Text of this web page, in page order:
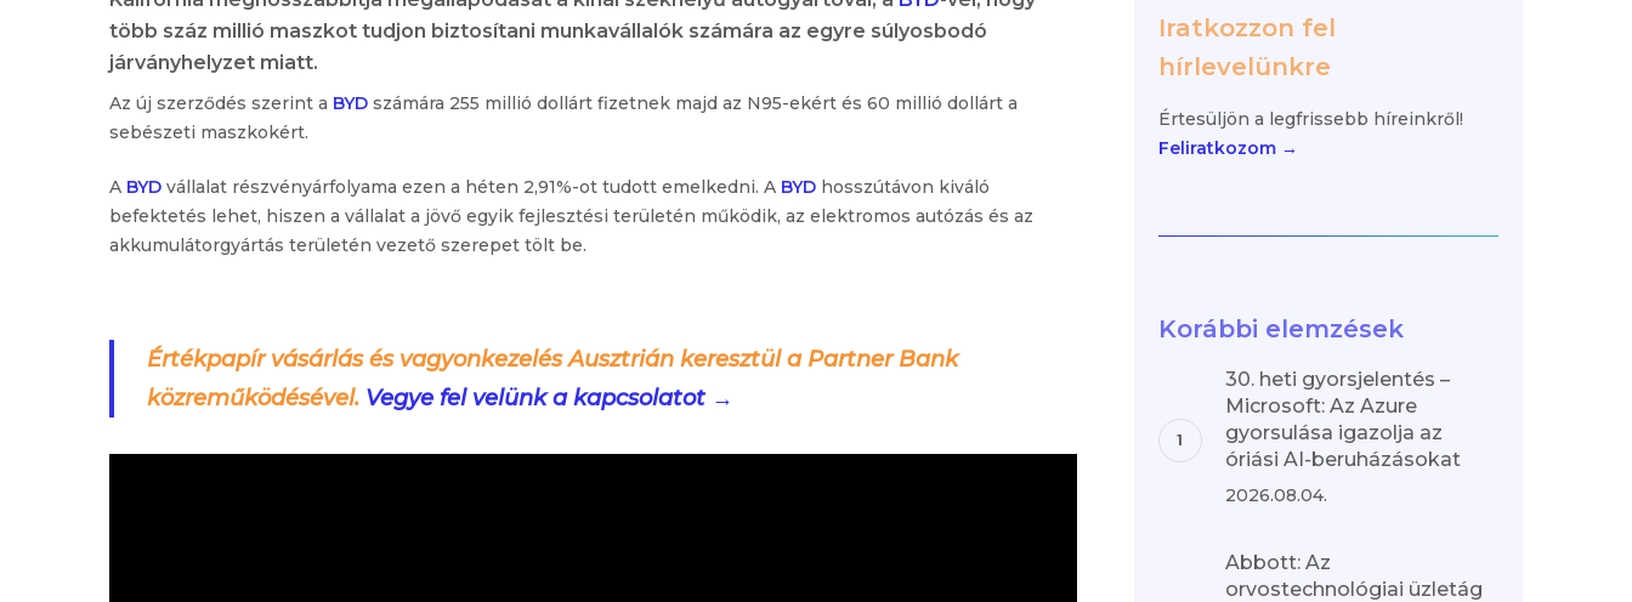
több száz millió maszkot tudjon biztosítani munkavállalók számára az egyre súlyosbodó
járványhelyzet miatt.
Az új szerződés szerint a BYD számára 255 millió dollárt fizetnek majd az N95-ekért és 60 millió dollárt a
sebészeti maszkokért.
A BYD vállalat részvényárfolyama ezen a héten 2,91%-ot tudott emelkedni. A BYD hosszútávon kiváló
befektetés lehet, hiszen a vállalat a jövő egyik fejlesztési területén működik, az elektromos autózás és az
akkumulátorgyártás területén vezető szerepet tölt be.
Értékpapír vásárlás és vagyonkezelés Ausztrián keresztül a Partner Bank
közreműködésével. Vegye fel velünk a kapcsolatot →
Iratkozzon fel
hírlevelünkre
Értesüljön a legfrissebb híreinkről!
Feliratkozom →
Korábbi elemzések
30. heti gyorsjelentés –
Microsoft: Az Azure
gyorsulása igazolja az
óriási AI-beruházásokat
2026.08.04.
Abbott: Az
orvostechnológiai üzletág